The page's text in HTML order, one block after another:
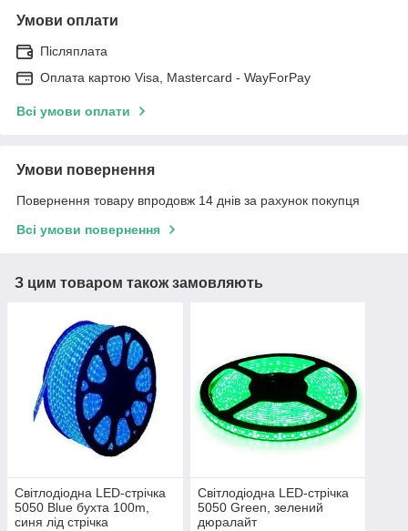
Умови оплати
Післяплата
Оплата картою Visa, Mastercard - WayForPay
Всі умови оплати
Умови повернення
Повернення товару впродовж 14 днів за рахунок покупця
Всі умови повернення
З цим товаром також замовляють
Світлодіодна LED-стрічка
5050 Blue бухта 100m,
синя лід стрічка
Світлодіодна LED-стрічка
5050 Green, зелений
дюралайт